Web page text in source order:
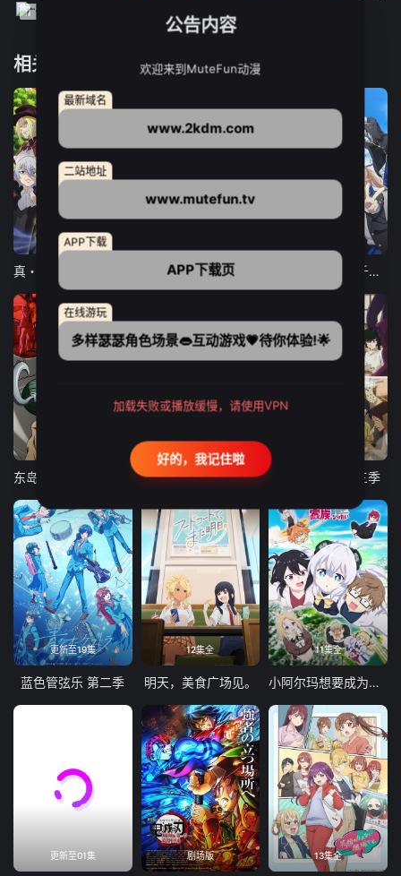
相关推荐
12集全
东京猫猫 NEW～♡ 弹珠汽水瓶里的千岁同学
更新至21集
古诺希亚 致不灭的你 第三季
更新至19集
蓝色管弦乐 第二季
12集全
明天，美食广场见。
11集全
小阿尔玛想要成为家人
更新至01集 剧场版 13集全
公告内容
欢迎来到MuteFun动漫
最新域名
www.2kdm.com
二站地址
www.mutefun.tv
APP下载
APP下载页
在线游玩
多样瑟瑟角色场景👄互动游戏💗待你体验!🌟
加载失败或播放缓慢，请使用VPN
好的，我记住啦